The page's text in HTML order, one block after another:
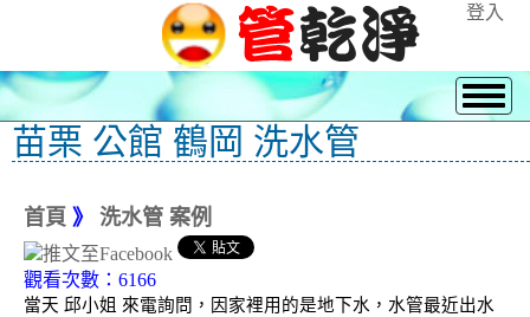
登入
苗栗 公館 鶴岡 洗水管
首頁 》 洗水管 案例
觀看次數：6166
當天 邱小姐 來電詢問，因家裡用的是地下水，水管最近出水